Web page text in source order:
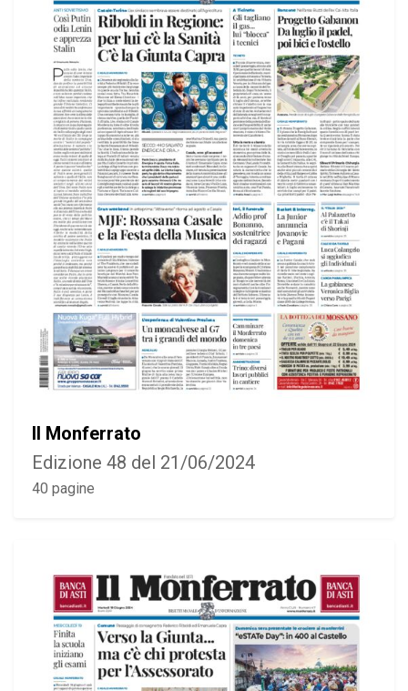
Il Monferrato
Edizione 48 del 21/06/2024
40 pagine